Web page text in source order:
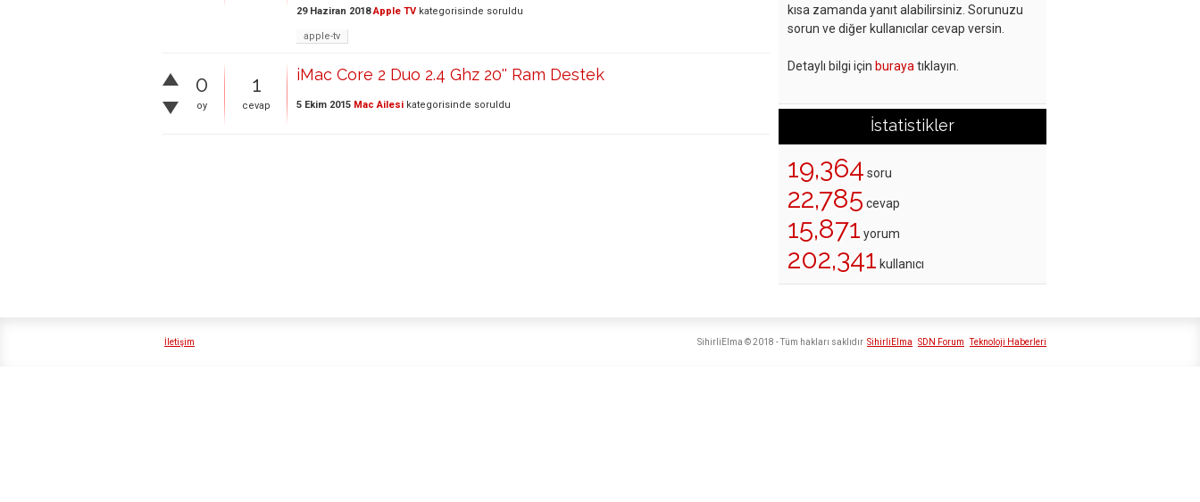
29 Haziran 2018 Apple TV kategorisinde soruldu
apple-tv
0
oy
1
cevap
iMac Core 2 Duo 2.4 Ghz 20'' Ram Destek
5 Ekim 2015 Mac Ailesi kategorisinde soruldu
kısa zamanda yanıt alabilirsiniz. Sorunuzu
sorun ve diğer kullanıcılar cevap versin.
Detaylı bilgi için buraya tıklayın.
İstatistikler
19,364 soru
22,785 cevap
15,871 yorum
202,341 kullanıcı
İletişim SihirliElma SDN Forum Teknoloji Haberleri
SihirliElma © 2018 - Tüm hakları saklıdır